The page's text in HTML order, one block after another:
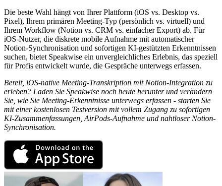
Die beste Wahl hängt von Ihrer Plattform (iOS vs. Desktop vs.
Pixel), Ihrem primären Meeting-Typ (persönlich vs. virtuell) und
Ihrem Workflow (Notion vs. CRM vs. einfacher Export) ab. Für
iOS-Nutzer, die diskrete mobile Aufnahme mit automatischer
Notion-Synchronisation und sofortigen KI-gestützten Erkenntnissen
suchen, bietet Speakwise ein unvergleichliches Erlebnis, das speziell
für Profis entwickelt wurde, die Gespräche unterwegs erfassen.
Bereit, iOS-native Meeting-Transkription mit Notion-Integration zu
erleben? Laden Sie Speakwise noch heute herunter und verändern
Sie, wie Sie Meeting-Erkenntnisse unterwegs erfassen - starten Sie
mit einer kostenlosen Testversion mit vollem Zugang zu sofortigen
KI-Zusammenfassungen, AirPods-Aufnahme und nahtloser Notion-
Synchronisation.